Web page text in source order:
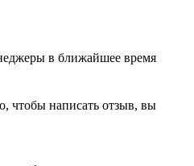
в ближайшее время
чтобы написать отзыв, вы